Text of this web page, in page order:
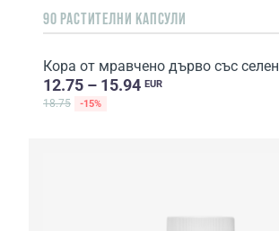
90 РАСТИТЕЛНИ КАПСУЛИ
Кора от мравчено дърво със селен
12.75 – 15.94 EUR
18.75 -15%